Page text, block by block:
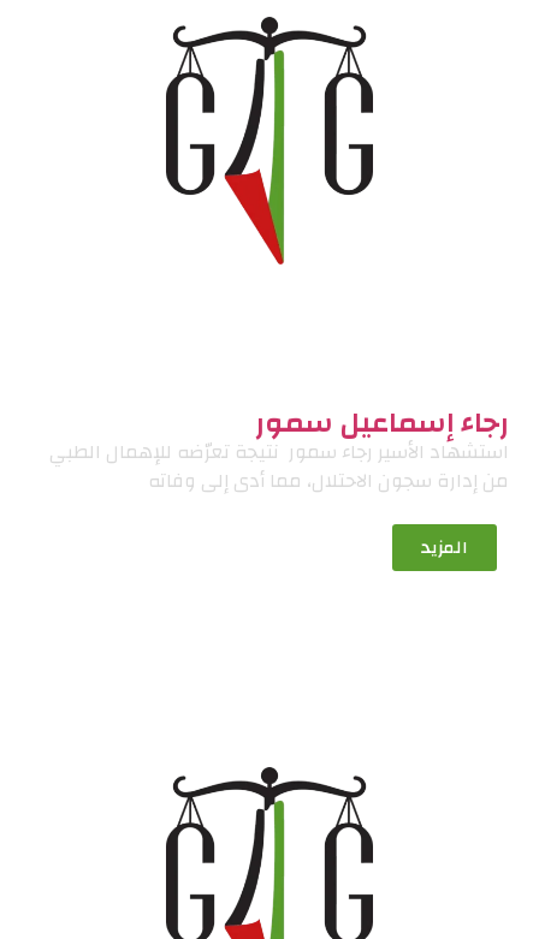
رجاء إسماعيل سمور
استشهاد الأسير رجاء سمور نتيجة تعرّضه للإهمال الطبي
من إدارة سجون الاحتلال، مما أدى إلى وفاته
المزيد